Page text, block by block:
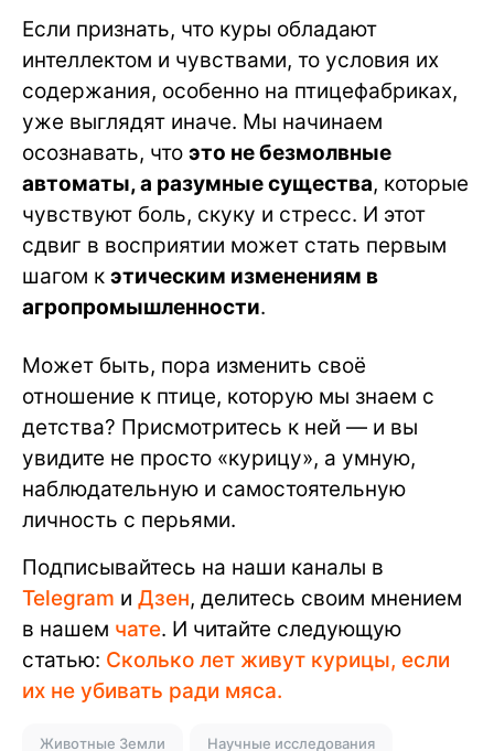
Если признать, что куры обладают
интеллектом и чувствами, то условия их
содержания, особенно на птицефабриках,
уже выглядят иначе. Мы начинаем
осознавать, что это не безмолвные
автоматы, а разумные существа, которые
чувствуют боль, скуку и стресс. И этот
сдвиг в восприятии может стать первым
шагом к этическим изменениям в
агропромышленности.
Может быть, пора изменить своё
отношение к птице, которую мы знаем с
детства? Присмотритесь к ней — и вы
увидите не просто «курицу», а умную,
наблюдательную и самостоятельную
личность с перьями.
Подписывайтесь на наши каналы в
Telegram и Дзен, делитесь своим мнением
в нашем чате. И читайте следующую
статью: Сколько лет живут курицы, если
их не убивать ради мяса.
Животные Земли Научные исследования